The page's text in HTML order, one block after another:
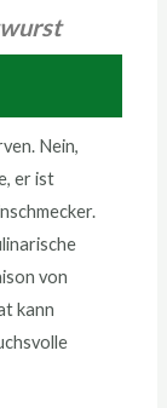
Nein,
er ist
von
kann